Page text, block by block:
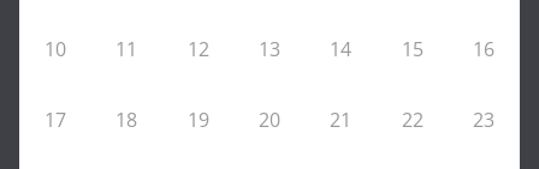
10 11 12 13 14 15 16
17 18 19 20 21 22 23